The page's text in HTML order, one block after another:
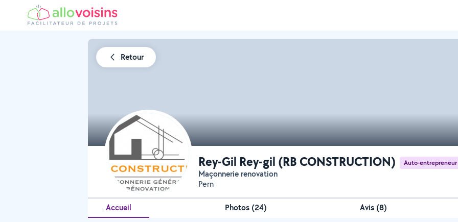
Retour
Rey-Gil Rey-gil (RB CONSTRUCTION) Auto-entrepreneur
Maçonnerie renovation
Pern
Accueil Photos (24) Avis (8)